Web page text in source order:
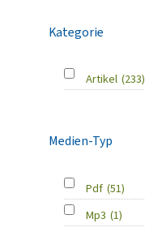
Kategorie
Artikel (233)
Medien-Typ
Pdf (51)
Mp3 (1)